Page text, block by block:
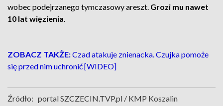
wobec podejrzanego tymczasowy areszt. Grozi mu nawet
10 lat więzienia.
ZOBACZ TAKŻE:Czad atakuje znienacka. Czujka pomoże
się przed nim uchronić [WIDEO]
Źródło: portal SZCZECIN.TVP.pl / KMP Koszalin